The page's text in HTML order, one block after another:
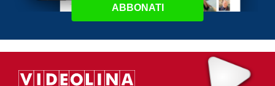
ABBONATI